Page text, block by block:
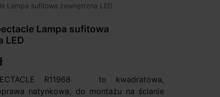
Lampa sufitowa zewnętrzna LED
Lampa sufitowa
LED
R11968 to kwadratowa,
natynkowa, do montażu na ścianie